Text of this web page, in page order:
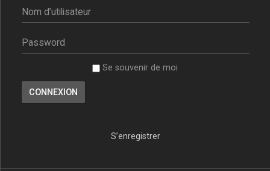
Se souvenir de moi
S’enregistrer